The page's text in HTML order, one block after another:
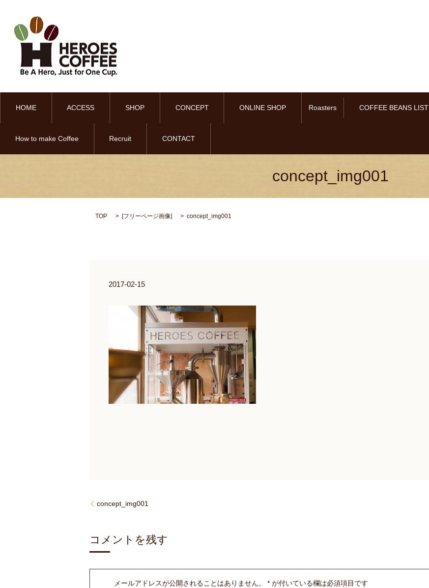
HOME ACCESS SHOP CONCEPT ONLINE SHOP Roasters COFFEE BEANS LIST
How to make Coffee Recruit CONTACT
concept_img001
TOP [フリーページ画像] concept_img001
2017-02-15
concept_img001
コメントを残す
メールアドレスが公開されることはありません。 * が付いている欄は必須項目です